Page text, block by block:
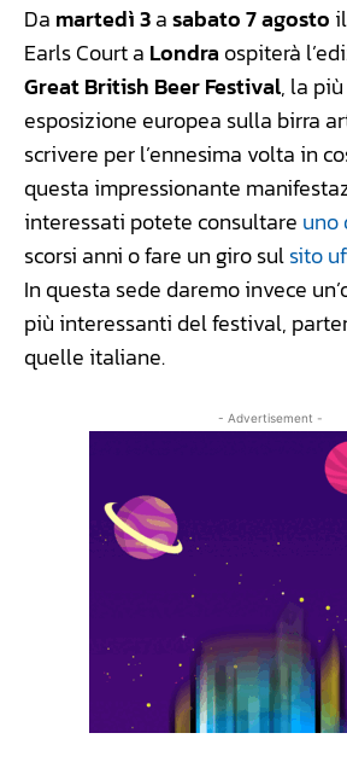
Da martedì 3asabato 7 agosto
Earls Court a Londra ospiterà
Great British Beer Festival, la
esposizione europea sulla birra
scrivere per l’ennesima volta in
questa impressionante
interessati potete consultare uno
scorsi anni o fare un giro sulsito
In questa sede daremo invece
più interessanti del festival,
quelle italiane.
- Advertisement -